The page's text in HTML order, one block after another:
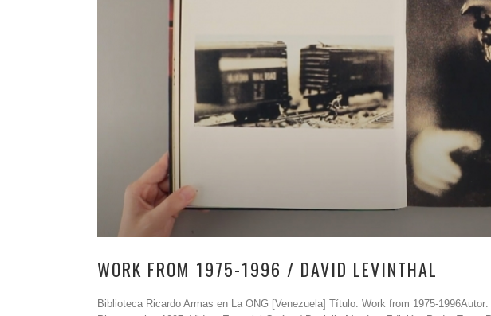
WORK FROM 1975-1996 / DAVID LEVINTHAL
Biblioteca Ricardo Armas en La ONG [Venezuela] Título: Work from 1975-